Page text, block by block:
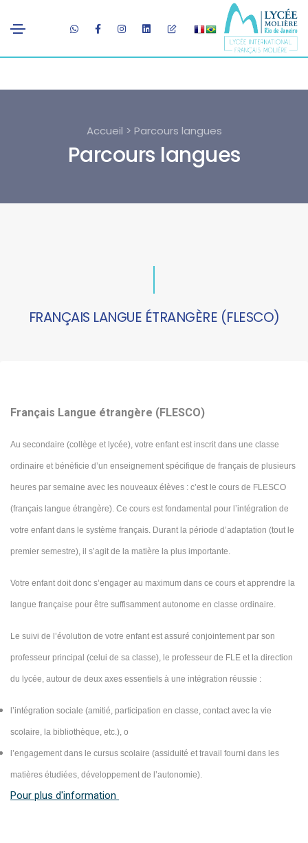
Accueil > Parcours langues
Parcours langues
FRANÇAIS LANGUE ÉTRANGÈRE (FLESCO)
Français Langue étrangère (FLESCO)
Au secondaire (collège et lycée), votre enfant est inscrit dans une classe
ordinaire et bénéficie d’un enseignement spécifique de français de plusieurs
heures par semaine avec les nouveaux élèves : c’est le cours de FLESCO
(français langue étrangère). Ce cours est fondamental pour l’intégration de
votre enfant dans le système français. Durant la période d’adaptation (tout le
premier semestre), il s’agit de la matière la plus importante.
Votre enfant doit donc s’engager au maximum dans ce cours et apprendre la
langue française pour être suffisamment autonome en classe ordinaire.
Le suivi de l’évolution de votre enfant est assuré conjointement par son
professeur principal (celui de sa classe), le professeur de FLE et la direction
du lycée, autour de deux axes essentiels à une intégration réussie :
l’intégration sociale (amitié, participation en classe, contact avec la vie
scolaire, la bibliothèque, etc.), o
l’engagement dans le cursus scolaire (assiduité et travail fourni dans les
matières étudiées, développement de l’autonomie).
Pour plus d'information